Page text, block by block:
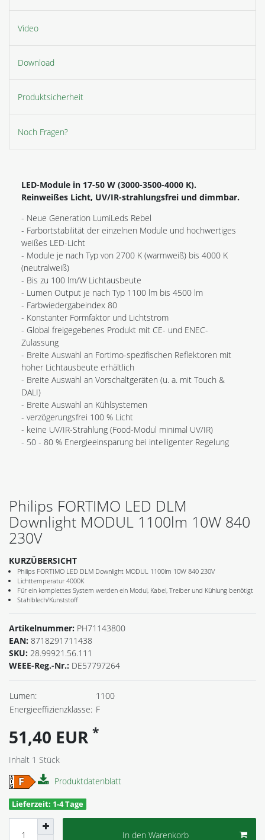
Video
Download
Produktsicherheit
Noch Fragen?
LED-Module in 17-50 W (3000-3500-4000 K).
Reinweißes Licht, UV/IR-strahlungsfrei und dimmbar.
- Neue Generation LumiLeds Rebel
- Farbortstabilität der einzelnen Module und hochwertiges
weißes LED-Licht
- Module je nach Typ von 2700 K (warmweiß) bis 4000 K
(neutralweiß)
- Bis zu 100 lm/W Lichtausbeute
- Lumen Output je nach Typ 1100 lm bis 4500 lm
- Farbwiedergabeindex 80
- Konstanter Formfaktor und Lichtstrom
- Global freigegebenes Produkt mit CE- und ENEC-
Zulassung
- Breite Auswahl an Fortimo-spezifischen Reflektoren mit
hoher Lichtausbeute erhältlich
- Breite Auswahl an Vorschaltgeräten (u. a. mit Touch &
DALI)
- Breite Auswahl an Kühlsystemen
- verzögerungsfrei 100 % Licht
- keine UV/IR-Strahlung (Food-Modul minimal UV/IR)
- 50 - 80 % Energieeinsparung bei intelligenter Regelung
Philips FORTIMO LED DLM
Downlight MODUL 1100lm 10W 840
230V
KURZÜBERSICHT
Philips FORTIMO LED DLM Downlight MODUL 1100lm 10W 840 230V
Lichttemperatur 4000K
Für ein komplettes System werden ein Modul, Kabel, Treiber und Kühlung benötigt
Stahlblech/Kunststoff
Artikelnummer: PH71143800
EAN: 8718291711438
SKU: 28.99921.56.111
WEEE-Reg.-Nr.: DE57797264
Lumen:
1100
Energieeffizienzklasse: F
51,40 EUR *
Inhalt 1 Stück
Produktdatenblatt
Lieferzeit: 1-4 Tage
In den Warenkorb